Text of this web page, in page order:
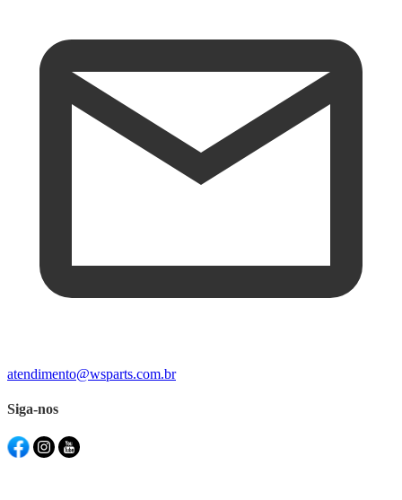
atendimento@wsparts.com.br
Siga-nos